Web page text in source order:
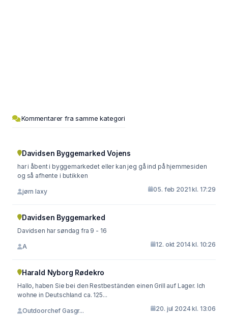
Kommentarer fra samme kategori
Davidsen Byggemarked Vojens
har i åbent i byggemarkedet eller kan jeg gå ind på hjemmesiden
og så afhente i butikken
jørn laxy 05. feb 2021 kl. 17:29
Davidsen Byggemarked
Davidsen har søndag fra 9 - 16
A 12. okt 2014 kl. 10:26
Harald Nyborg Rødekro
Hallo, haben Sie bei den Restbeständen einen Grill auf Lager. Ich
wohne in Deutschland ca. 125...
Outdoorchef Gasgr... 20. jul 2024 kl. 13:06